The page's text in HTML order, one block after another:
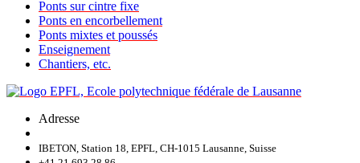
Ponts sur cintre fixe
Ponts en encorbellement
Ponts mixtes et poussés
Enseignement
Chantiers, etc.
Adresse
IBETON, Station 18, EPFL, CH-1015 Lausanne, Suisse